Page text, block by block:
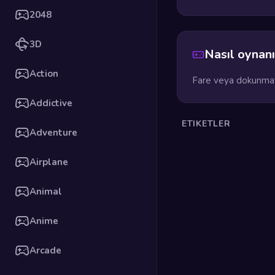
2048
3D
Action
Addictive
Adventure
Airplane
Animal
Anime
Arcade
Nasıl
Fare veya
ETIKETLER